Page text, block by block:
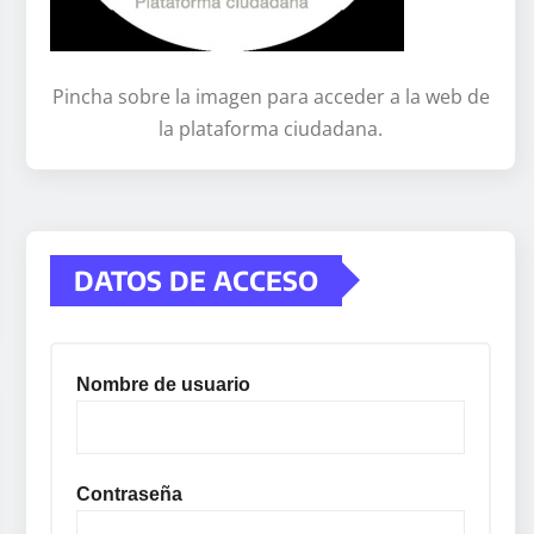
Pincha sobre la imagen para acceder a la web de
la plataforma ciudadana.
DATOS DE ACCESO
Nombre de usuario
Contraseña